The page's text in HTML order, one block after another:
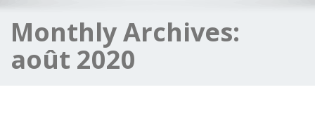
Monthly Archives:
août 2020